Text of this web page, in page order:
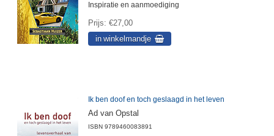
Inspiratie en aanmoediging
Prijs €27,00
Ik ben doof en toch geslaagd in het leven
Ad van Opstal
ISBN 9789460083891